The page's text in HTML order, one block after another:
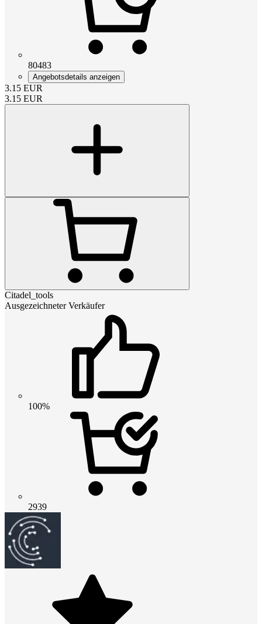
80483
Angebotsdetails anzeigen
3.15 EUR
3.15 EUR
Citadel_tools
Ausgezeichneter Verkäufer
100%
2939